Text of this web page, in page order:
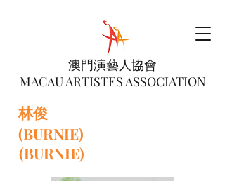
澳門演藝人協會
MACAU ARTISTES ASSOCIATION
林俊
(BURNIE)
(BURNIE)